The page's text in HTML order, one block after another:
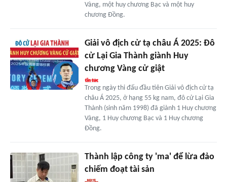
Vàng, một huy chương Bạc và một huy
chương Đồng.
Giải vô địch cử tạ châu Á 2025: Đô
cử Lại Gia Thành giành Huy
chương Vàng cử giật
Trong ngày thi đấu đầu tiên Giải vô địch cử tạ
châu Á 2025, ở hạng 55 kg nam, đô cử Lại Gia
Thành (sinh năm 1998) đã giành 1 Huy chương
Vàng, 1 Huy chương Bạc và 1 Huy chương
Đồng.
Thành lập công ty 'ma' để lừa đảo
chiếm đoạt tài sản